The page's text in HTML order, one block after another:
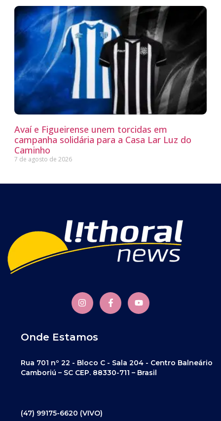
Avaí e Figueirense unem torcidas em
campanha solidária para a Casa Lar Luz do
Caminho
7 de agosto de 2026
Onde Estamos
Rua 701 nº 22 - Bloco C - Sala 204 - Centro Balneário
Camboriú – SC CEP. 88330-711 – Brasil
(47) 99175-6620 (VIVO)